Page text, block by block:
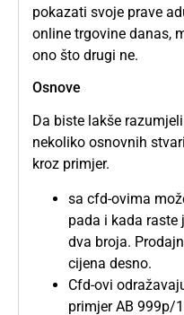
pokazati svoje prave
online trgovine danas,
ono što drugi ne.
Osnove
Da biste lakše
nekoliko osnovnih
kroz primjer.
sa cfd-ovima
pada i kada raste
dva broja.
cijena desno.
Cfd-ovi
primjer AB 999p/